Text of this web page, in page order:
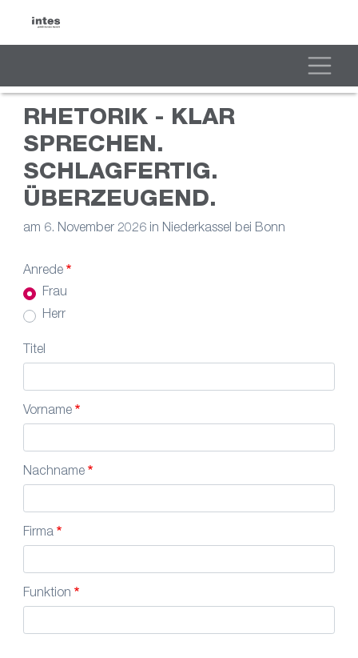
RHETORIK - KLAR
SPRECHEN.
SCHLAGFERTIG.
ÜBERZEUGEND.
am 6. November 2026 in Niederkassel bei Bonn
Anrede
Frau
Herr
Titel
Vorname
Nachname
Firma
Funktion